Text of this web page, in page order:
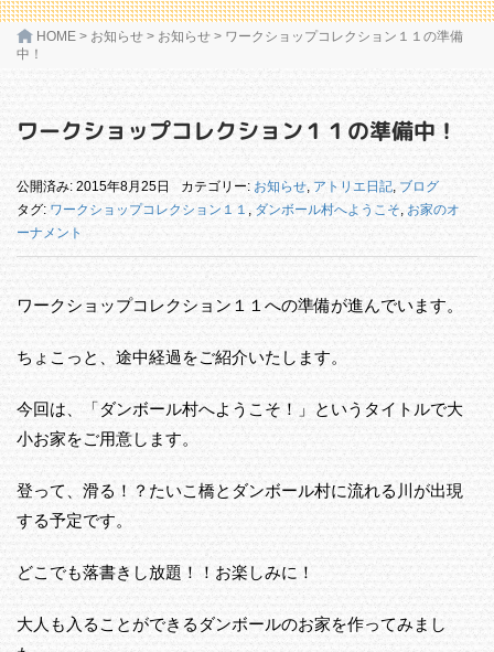
HOME > お知らせ > お知らせ > ワークショップコレクション１１の準備
中！
ワークショップコレクション１１の準備中！
公開済み: 2015年8月25日 カテゴリー: お知らせ, アトリエ日記, ブログ
タグ: ワークショップコレクション１１ , ダンボール村へようこそ, お家のオ
ーナメント
ワークショップコレクション１１への準備が進んでいます。
ちょこっと、途中経過をご紹介いたします。
今回は、「ダンボール村へようこそ！」というタイトルで大
小お家をご用意します。
登って、滑る！？たいこ橋とダンボール村に流れる川が出現
する予定です。
どこでも落書きし放題！！お楽しみに！
大人も入ることができるダンボールのお家を作ってみまし